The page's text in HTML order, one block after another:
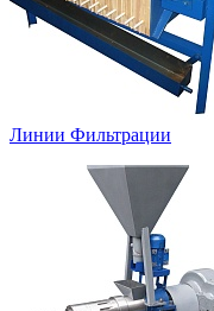
Линии Фильтрации